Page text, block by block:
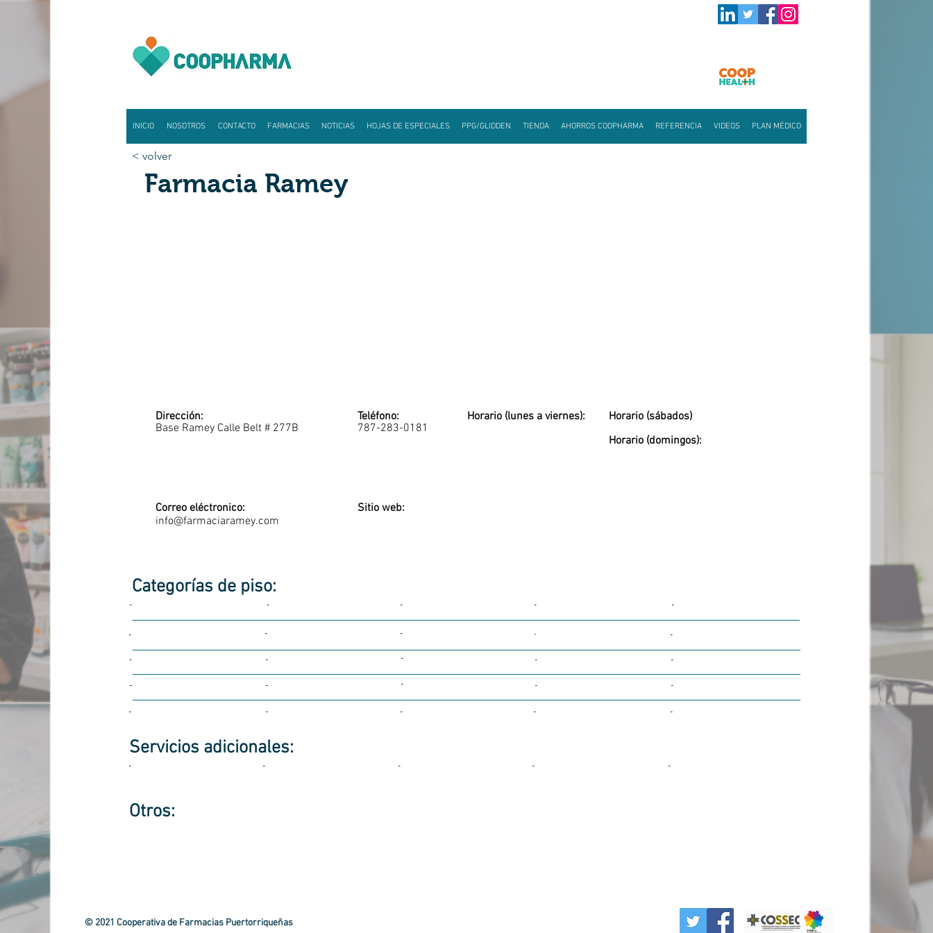
INICIO NOSOTROS CONTACTO FARMACIAS NOTICIAS HOJAS DE ESPECIALES PPG/GLIDDEN TIENDA AHORROS COOPHARMA REFERENCIA VIDEOS PLAN MÉDICO
< volver
Dirección:
Base Ramey Calle Belt # 277B
Teléfono:
787-283-0181
Horario (lunes a viernes):
Horario (sábados)
Horario (domingos):
Correo eléctronico:
info@farmaciaramey.com
Sitio web:
Categorías de piso:
- - -
- -
- - -
- -
- - - -
-
- - - -
-
- - -
- -
Servicios adicionales:
- - - - -
Otros:
Farmacia Ramey
© 2021 Cooperativa de Farmacias Puertorriqueñas